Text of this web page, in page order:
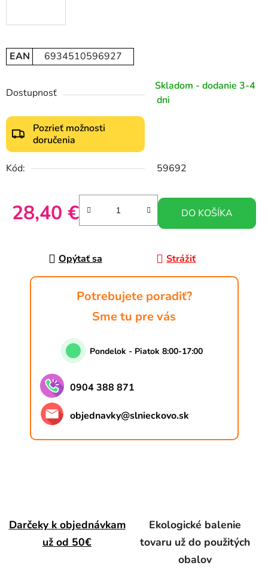
EAN 6934510596927
Dostupnosť
Skladom - dodanie 3-4
dni
Pozrieť možnosti
doručenia
Kód: 59692
28,40 € DO KOŠÍKA
Opýtať sa Strážiť
Potrebujete poradiť?
Sme tu pre vás
Pondelok - Piatok 8:00-17:00
0904 388 871
objednavky@slnieckovo.sk
Darčeky k objednávkam
už od 50€
Ekologické balenie
tovaru už do použitých
obalov